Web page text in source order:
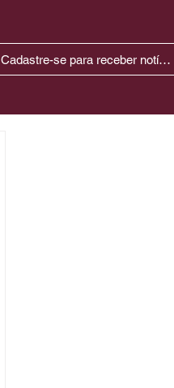
Cadastre-se para receber notícias